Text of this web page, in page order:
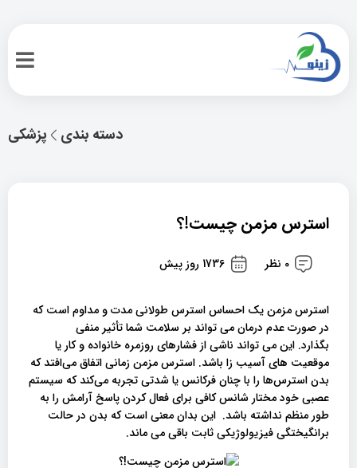
پزشکی دسته بندی
استرس مزمن چیست!؟
0 نظر 1736 روز پیش
استرس مزمن یک احساس استرس طولانی مدت و مداوم است که
در صورت عدم درمان می تواند بر سلامت شما تأثیر منفی
بگذارد. این می تواند ناشی از فشارهای روزمره خانواده و کار یا
موقعیت های آسیب زا باشد. استرس مزمن زمانی اتفاق می‌افتد که
بدن استرس‌ها را با چنان فرکانس یا شدتی تجربه می‌کند که سیستم
عصبی خود مختار شانس کافی برای فعال کردن پاسخ آرامش را به
طور منظم نداشته باشد. این بدان معنی است که بدن در حالت
برانگیختگی فیزیولوژیکی ثابت باقی می ماند.